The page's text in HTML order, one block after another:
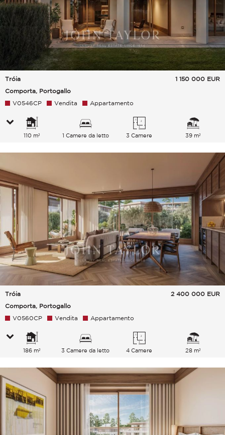
Tróia
Comporta, Portogallo
1 150 000 EUR
V0546CP Vendita Appartamento
110 m² 1 Camere da letto 3 Camere 39 m²
Tróia
Comporta, Portogallo
2 400 000 EUR
V0560CP Vendita Appartamento
186 m² 3 Camere da letto 4 Camere 28 m²